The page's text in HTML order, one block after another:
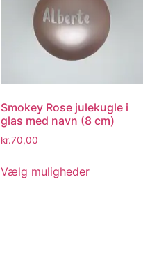
Smokey Rose julekugle i
glas med navn (8 cm)
kr.70,00
Vælg muligheder